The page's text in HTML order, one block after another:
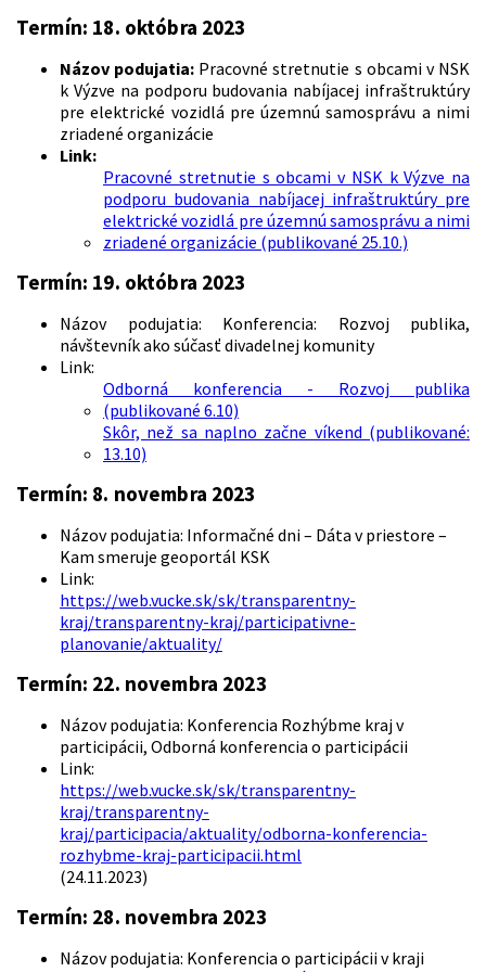
Termín: 18. októbra 2023
Názov podujatia: Pracovné stretnutie s obcami v NSK
k Výzve na podporu budovania nabíjacej infraštruktúry
pre elektrické vozidlá pre územnú samosprávu a nimi
zriadené organizácie
Link:
Pracovné stretnutie s obcami v NSK k Výzve na
podporu budovania nabíjacej infraštruktúry pre
elektrické vozidlá pre územnú samosprávu a nimi
zriadené organizácie (publikované 25.10.)
Termín: 19. októbra 2023
Názov podujatia: Konferencia: Rozvoj publika,
návštevník ako súčasť divadelnej komunity
Link:
Odborná konferencia - Rozvoj publika
(publikované 6.10)
Skôr, než sa naplno začne víkend (publikované:
13.10)
Termín: 8. novembra 2023
Názov podujatia: Informačné dni – Dáta v priestore –
Kam smeruje geoportál KSK
Link:
https://web.vucke.sk/sk/transparentny-
kraj/transparentny-kraj/participativne-
planovanie/aktuality/
Termín: 22. novembra 2023
Názov podujatia: Konferencia Rozhýbme kraj v
participácii, Odborná konferencia o participácii
Link:
https://web.vucke.sk/sk/transparentny-
kraj/transparentny-
kraj/participacia/aktuality/odborna-konferencia-
rozhybme-kraj-participacii.html
(24.11.2023)
Termín: 28. novembra 2023
Názov podujatia: Konferencia o participácii v kraji